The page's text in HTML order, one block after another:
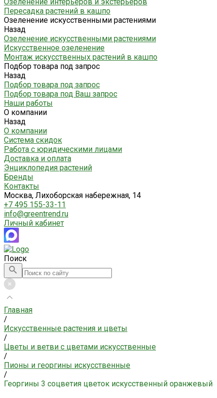
Пересадка растений в кашпо
Озеленение искусственными растениями
Назад
Озеленение искусственными растениями
Искусственное озеленение
Монтаж искусственных растений в кашпо
Подбор товара под запрос
Назад
Подбор товара под запрос
Подбор товара под Ваш запрос
Наши работы
О компании
Назад
О компании
Система скидок
Работа с юридическими лицами
Доставка и оплата
Энциклопедия растений
Бренды
Контакты
Москва, Лихоборская набережная, 14
+7 495 155-33-11
info@greentrend.ru
Личный кабинет
Поиск
Главная
/
Искусственные растения и цветы
/
Цветы и ветви с цветами искусственные
/
Пионы и георгины искусственные
/
Георгины 3 соцветия цветок искусственный оранжевый